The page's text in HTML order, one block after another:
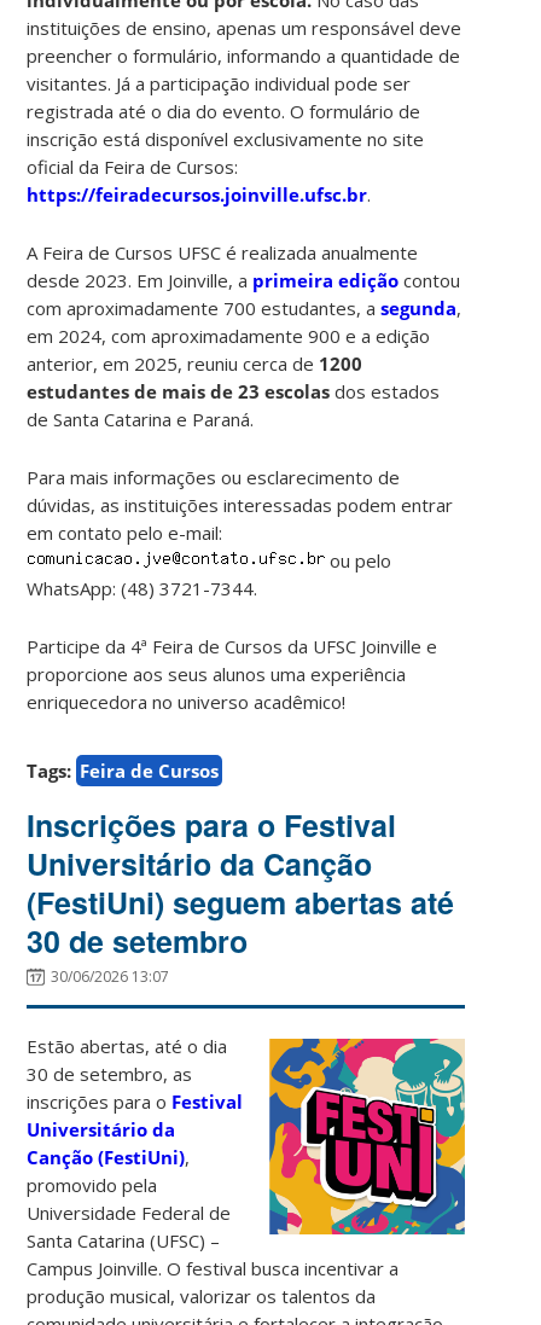
instituições de ensino, apenas um responsável deve
preencher o formulário, informando a quantidade de
visitantes. Já a participação individual pode ser
registrada até o dia do evento. O formulário de
inscrição está disponível exclusivamente no site
oficial da Feira de Cursos:
https://feiradecursos.joinville.ufsc.br.
A Feira de Cursos UFSC é realizada anualmente
desde 2023. Em Joinville, a primeira edição contou
com aproximadamente 700 estudantes, asegunda,
em 2024, com aproximadamente 900 e a edição
anterior, em 2025, reuniu cerca de 1200
estudantes de mais de 23 escolas dos estados
de Santa Catarina e Paraná.
Para mais informações ou esclarecimento de
dúvidas, as instituições interessadas podem entrar
em contato pelo e-mail:
ou pelo
WhatsApp: (48) 3721-7344.
Participe da 4ª Feira de Cursos da UFSC Joinville e
proporcione aos seus alunos uma experiência
enriquecedora no universo acadêmico!
Tags: Feira de Cursos
Inscrições para o Festival
Universitário da Canção
(FestiUni) seguem abertas até
30 de setembro
30/06/2026 13:07
Estão abertas, até o dia
30 de setembro, as
inscrições para o Festival
Universitário da
Canção (FestiUni),
promovido pela
Universidade Federal de
Santa Catarina (UFSC) –
Campus Joinville. O festival busca incentivar a
produção musical, valorizar os talentos da